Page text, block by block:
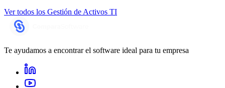
Ver todos los Gestión de Activos TI
Te ayudamos a encontrar el software ideal para tu empresa